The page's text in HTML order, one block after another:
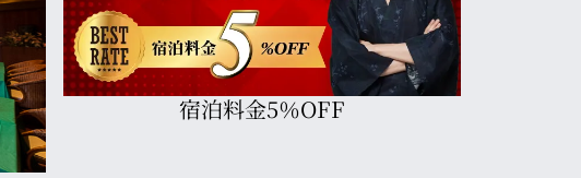
OUTDOOR POOL OPEN